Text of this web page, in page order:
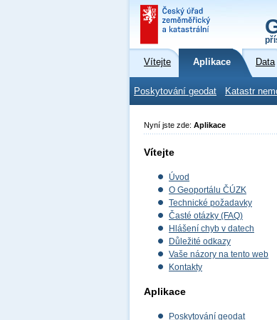
Vítejte Aplikace Data
Poskytování geodat Katastr
Nyní jste zde: Aplikace
Vítejte
Úvod
O Geoportálu ČÚZK
Technické požadavky
Časté otázky (FAQ)
Hlášení chyb v datech
Důležité odkazy
Vaše názory na tento web
Kontakty
Aplikace
Poskytování geodat